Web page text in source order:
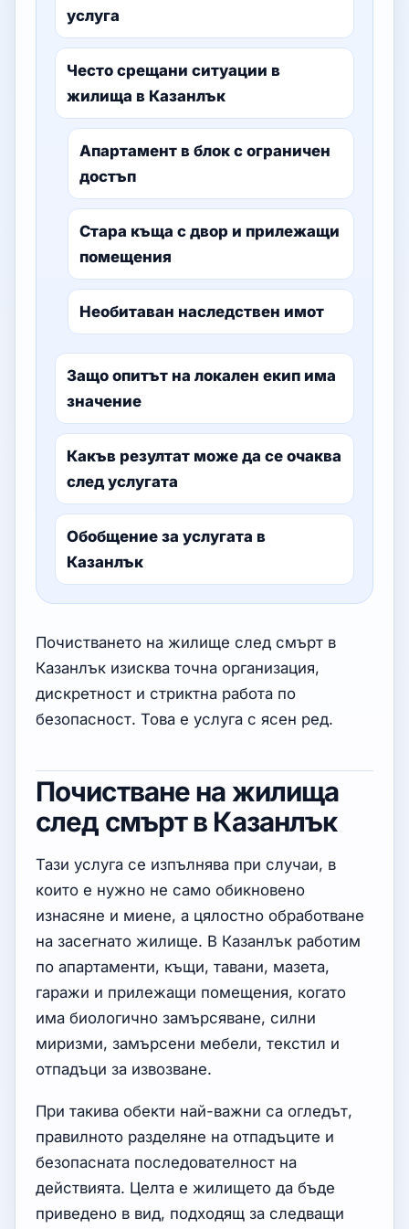
услуга
Често срещани ситуации в
жилища в Казанлък
Апартамент в блок с ограничен
достъп
Стара къща с двор и прилежащи
помещения
Необитаван наследствен имот
Защо опитът на локален екип има
значение
Какъв резултат може да се очаква
след услугата
Обобщение за услугата в
Казанлък
Почистването на жилище след смърт в
Казанлък изисква точна организация,
дискретност и стриктна работа по
безопасност. Това е услуга с ясен ред.
Почистване на жилища
след смърт в Казанлък
Тази услуга се изпълнява при случаи, в
които е нужно не само обикновено
изнасяне и миене, а цялостно обработване
на засегнато жилище. В Казанлък работим
по апартаменти, къщи, тавани, мазета,
гаражи и прилежащи помещения, когато
има биологично замърсяване, силни
миризми, замърсени мебели, текстил и
отпадъци за извозване.
При такива обекти най-важни са огледът,
правилното разделяне на отпадъците и
безопасната последователност на
действията. Целта е жилището да бъде
приведено в вид, подходящ за следващи